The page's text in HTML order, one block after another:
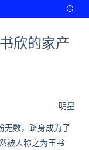
欣的家产
明星
无数，跻身成为了
被人称之为王书